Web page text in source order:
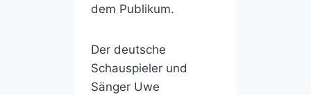
dem Publikum.
Der deutsche
Schauspieler und
Sänger Uwe